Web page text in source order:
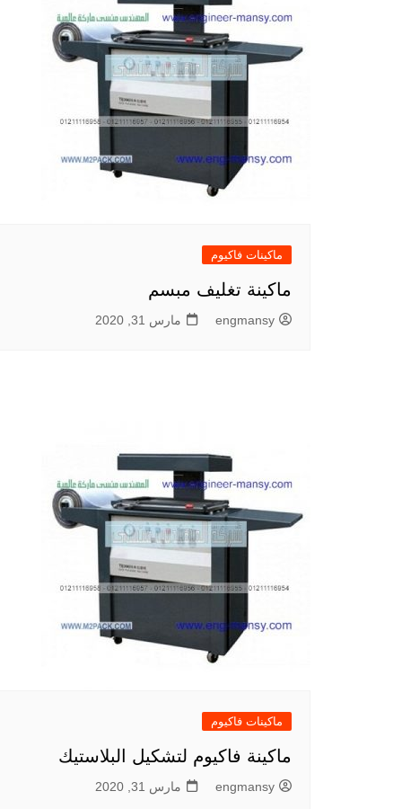
ماكينات فاكيوم
ماكينة تغليف مبسم
engmansy مارس 31, 2020
ماكينات فاكيوم
ماكينة فاكيوم لتشكيل البلاستيك
engmansy مارس 31, 2020